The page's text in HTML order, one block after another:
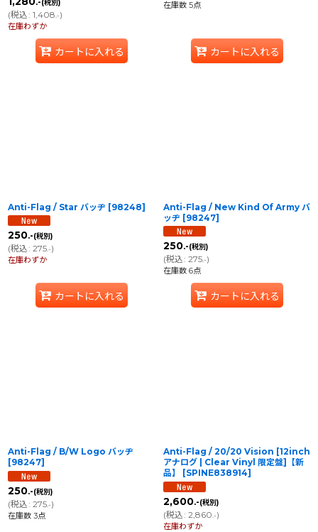
.-(税別)
(税込: 1,408.-)
在庫わずか
カートに入れる
在庫数 5点
カートに入れる
Anti-Flag / Star バッヂ [98248]
250.-(税別)
(税込: 275.-)
在庫わずか
カートに入れる
Anti-Flag / New Kind Of Army バ
ッヂ [98247]
250.-(税別)
(税込: 275.-)
在庫数 6点
カートに入れる
Anti-Flag / B/W Logo バッヂ
[98247]
250.-(税別)
(税込: 275.-)
在庫数 3点
Anti-Flag / 20/20 Vision [12inch
アナログ | Clear Vinyl 限定盤]【新
品】
[SPINE838914]
2,600.-(税別)
(税込: 2,860.-)
在庫わずか